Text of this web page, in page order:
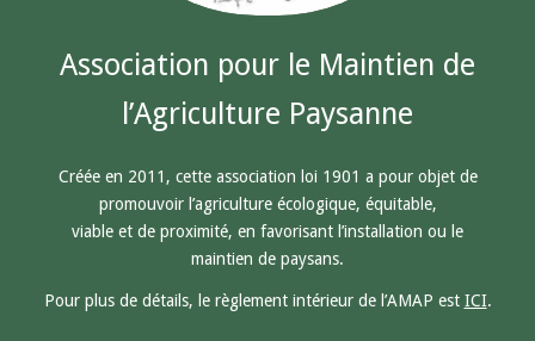
Association pour le Maintien de
l’Agriculture Paysanne
Créée en 2011, cette association loi 1901 a pour objet de
promouvoir l’agriculture écologique, équitable,
viable et de proximité, en favorisant l’installation ou le
maintien de paysans.
Pour plus de détails, le règlement intérieur de l’AMAP est ICI.